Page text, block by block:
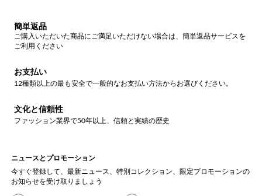
簡単返品
ご購入いただいた商品にご満足いただけない場合は、簡単返品サービスを
ご利用ください
お支払い
12種類以上の最も安全で一般的なお支払い方法からお選びください。
文化と信頼性
ファッション業界で50年以上、信頼と実績の歴史
ニュースとプロモーション
今すぐ登録して、最新ニュース、特別コレクション、限定プロモーションの
お知らせを受け取りましょう